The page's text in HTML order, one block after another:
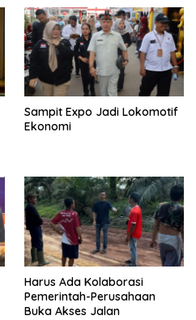
Sampit Expo Jadi Lokomotif
Ekonomi
Harus Ada Kolaborasi
Pemerintah-Perusahaan
Buka Akses Jalan